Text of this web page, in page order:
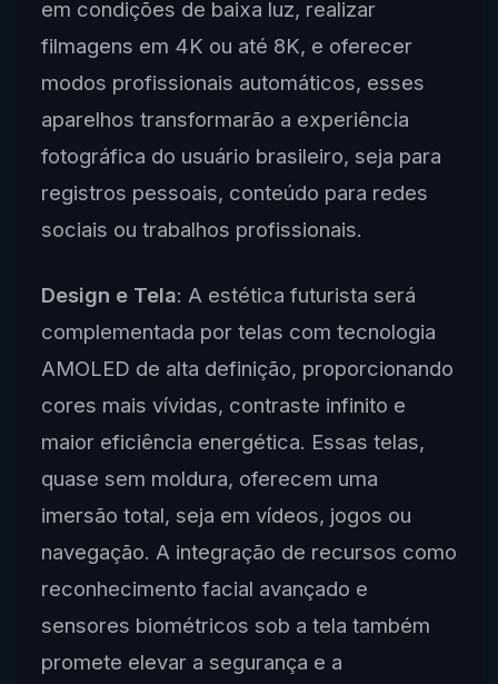
em condições de baixa luz, realizar
filmagens em 4K ou até 8K, e oferecer
modos profissionais automáticos, esses
aparelhos transformarão a experiência
fotográfica do usuário brasileiro, seja para
registros pessoais, conteúdo para redes
sociais ou trabalhos profissionais.
Design e Tela: A estética futurista será
complementada por telas com tecnologia
AMOLED de alta definição, proporcionando
cores mais vívidas, contraste infinito e
maior eficiência energética. Essas telas,
quase sem moldura, oferecem uma
imersão total, seja em vídeos, jogos ou
navegação. A integração de recursos como
reconhecimento facial avançado e
sensores biométricos sob a tela também
promete elevar a segurança e a